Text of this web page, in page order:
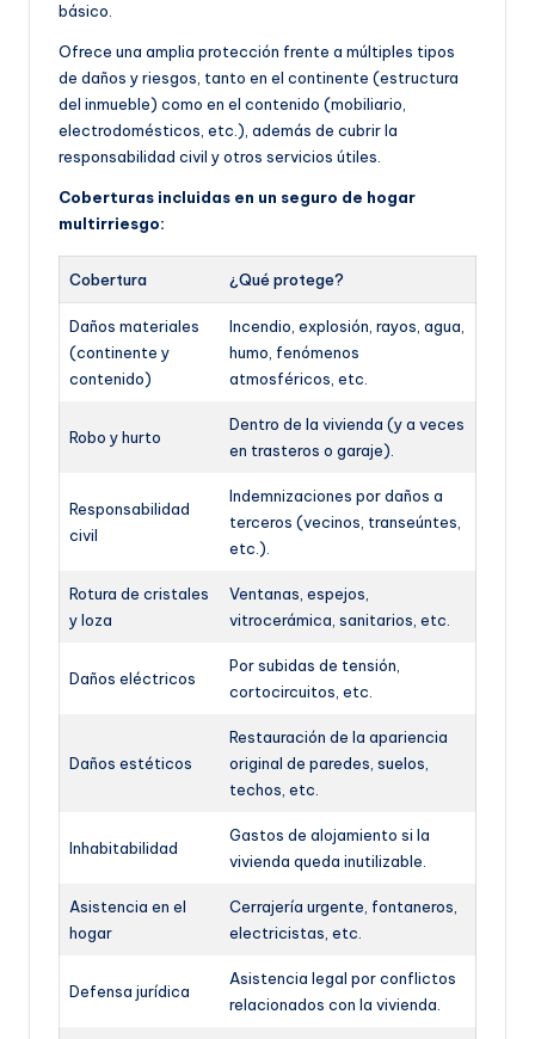
básico.
Ofrece una amplia protección frente a múltiples tipos
de daños y riesgos, tanto en el continente (estructura
del inmueble) como en el contenido (mobiliario,
electrodomésticos, etc.), además de cubrir la
responsabilidad civil y otros servicios útiles.
Coberturas incluidas en un seguro de hogar
multirriesgo:
Cobertura ¿Qué protege?
Daños materiales
(continente y
contenido)
Incendio, explosión, rayos, agua,
humo, fenómenos
atmosféricos, etc.
Robo y hurto
Dentro de la vivienda (y a veces
en trasteros o garaje).
Responsabilidad
civil
Indemnizaciones por daños a
terceros (vecinos, transeúntes,
etc.).
Rotura de cristales
y loza
Ventanas, espejos,
vitrocerámica, sanitarios, etc.
Daños eléctricos
Por subidas de tensión,
cortocircuitos, etc.
Daños estéticos
Restauración de la apariencia
original de paredes, suelos,
techos, etc.
Inhabitabilidad
Gastos de alojamiento si la
vivienda queda inutilizable.
Asistencia en el
hogar
Cerrajería urgente, fontaneros,
electricistas, etc.
Defensa jurídica
Asistencia legal por conflictos
relacionados con la vivienda.